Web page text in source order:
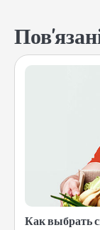
Как выбрать